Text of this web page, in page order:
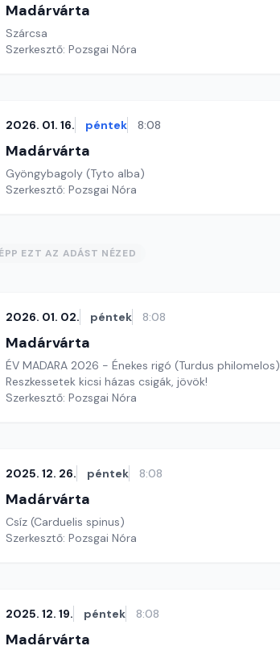
Madárvárta
Szárcsa
Szerkesztő: Pozsgai Nóra
2026. 01. 16. péntek 8:08
Madárvárta
Gyöngybagoly (Tyto alba)
Szerkesztő: Pozsgai Nóra
ÉPP EZT AZ ADÁST NÉZED
2026. 01. 02. péntek 8:08
Madárvárta
ÉV MADARA 2026 - Énekes rigó (Turdus philomelos)
Reszkessetek kicsi házas csigák, jövök!
Szerkesztő: Pozsgai Nóra
2025. 12. 26. péntek 8:08
Madárvárta
Csíz (Carduelis spinus)
Szerkesztő: Pozsgai Nóra
2025. 12. 19. péntek 8:08
Madárvárta